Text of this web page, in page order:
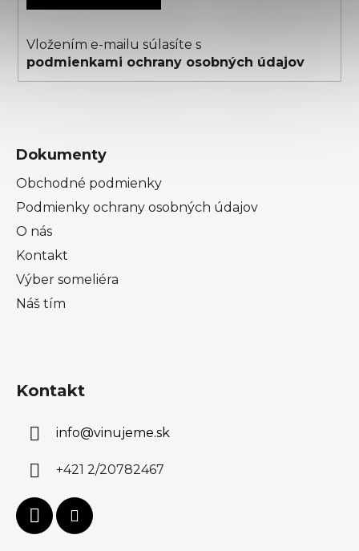
Vložením e-mailu súlasíte s
podmienkami ochrany osobných údajov
Dokumenty
Obchodné podmienky
Podmienky ochrany osobných údajov
O nás
Kontakt
Výber someliéra
Náš tím
Kontakt
info@vinujeme.sk
+421 2/20782467